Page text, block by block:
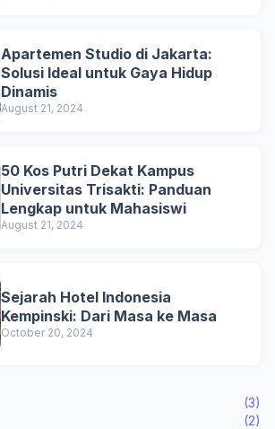
Apartemen Studio di Jakarta:
Solusi Ideal untuk Gaya Hidup
Dinamis
August 21, 2024
50 Kos Putri Dekat Kampus
Universitas Trisakti: Panduan
Lengkap untuk Mahasiswi
August 21, 2024
Sejarah Hotel Indonesia
Kempinski: Dari Masa ke Masa
October 20, 2024
(3)
(2)